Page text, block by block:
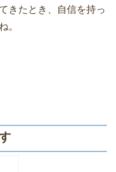
きたとき、自信を持っ
。